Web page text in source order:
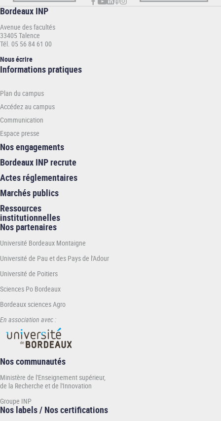
Bordeaux INP
Avenue des facultés
33405 Talence
Tél. 05 56 84 61 00
Nous écrire
Informations
INP
Informations pratiques
Plan du campus
Accédez au campus
Communication
Espace presse
Nos engagements
Bordeaux INP recrute
Actes réglementaires
Marchés publics
Ressources
institutionnelles
Nos partenaires
Université Bordeaux Montaigne
Université de Pau et des Pays de l'Adour
Université de Poitiers
Sciences Po Bordeaux
Bordeaux sciences Agro
En association avec :
Nos communautés
Ministère de l'Enseignement supérieur,
de la Recherche et de l'Innovation
Groupe INP
Nos labels / Nos certifications